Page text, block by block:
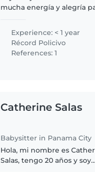
mucha energía y alegría
Aunque no tengo
formal como niñera,
mucho de actividades
dibujar, hacer..
Experience: < 1 year
Récord Policivo
References: 1
Catherine Salas
Babysitter in Panama City
Hola, mi nombre es
Salas, tengo 20 años y soy